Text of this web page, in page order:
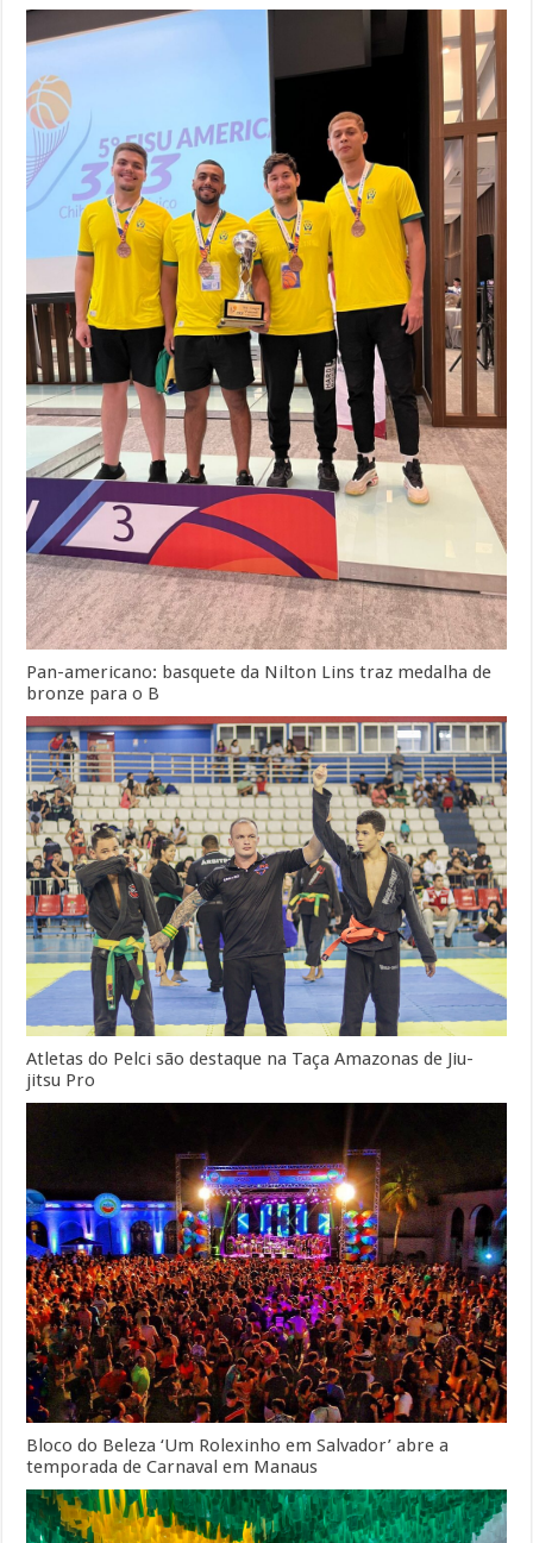
Pan-americano: basquete da Nilton Lins traz medalha de
bronze para o B
Atletas do Pelci são destaque na Taça Amazonas de Jiu-
jitsu Pro
Bloco do Beleza ‘Um Rolexinho em Salvador’ abre a
temporada de Carnaval em Manaus